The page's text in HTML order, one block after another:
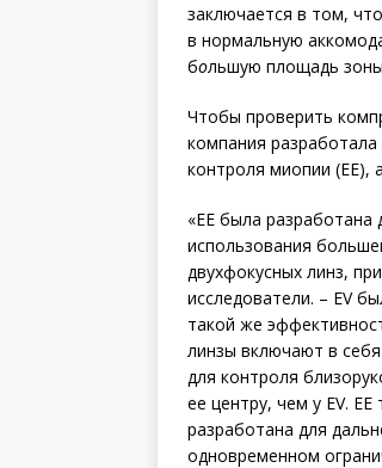
заключается в том,
в нормальную
большую площадь зоны
Чтобы проверить
компания
контроля миопии (EE),
«EE была
использования
двухфокусных линз,
исследователи. – EV
такой же
линзы включают в
для контроля
ее центру, чем у EV.
разработана для
одновременном